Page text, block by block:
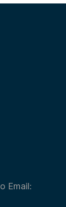
о Email: